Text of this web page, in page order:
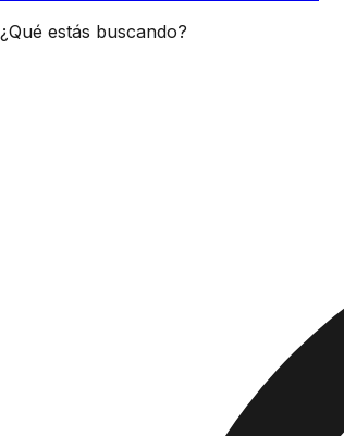
¿Qué estás buscando?